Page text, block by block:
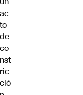
ac
to
de
co
nst
ric
ció